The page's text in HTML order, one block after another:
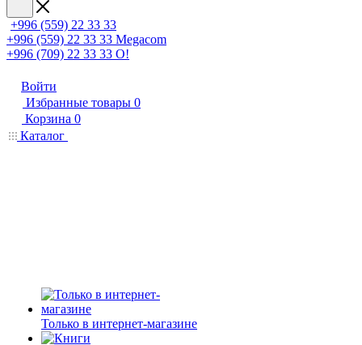
+996 (559) 22 33 33
+996 (559) 22 33 33 Megacom
+996 (709) 22 33 33 O!
Войти
Избранные товары 0
Корзина 0
Каталог
Только в интернет-магазине